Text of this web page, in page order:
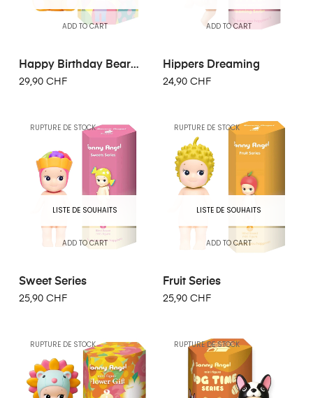
ADD TO CART
Happy Birthday Bear
Series
29,90 CHF
ADD TO CART
Hippers Dreaming
24,90 CHF
RUPTURE DE STOCK
LISTE DE SOUHAITS
ADD TO CART
Sweet Series
25,90 CHF
RUPTURE DE STOCK
LISTE DE SOUHAITS
ADD TO CART
Fruit Series
25,90 CHF
RUPTURE DE STOCK RUPTURE DE STOCK